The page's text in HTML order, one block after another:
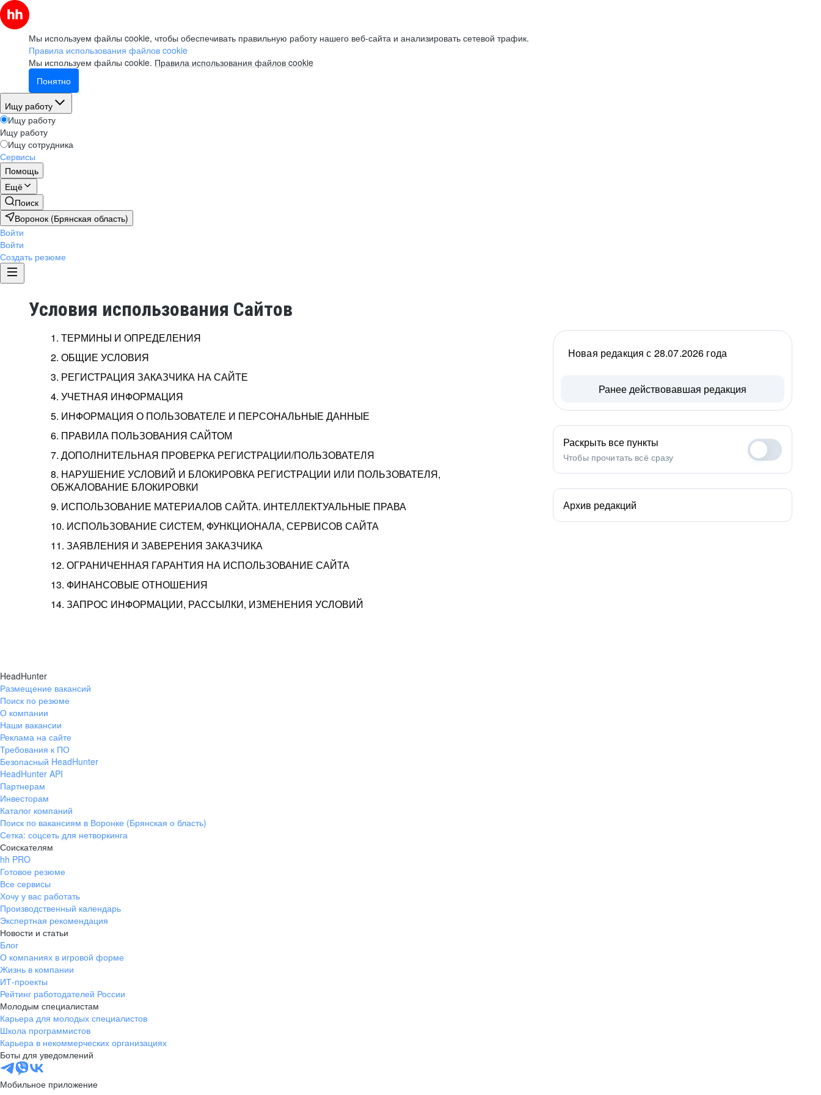
Мы используем файлы cookie, чтобы обеспечивать правильную работу нашего веб-сайта и анализировать сетевой трафик.
Правила использования файлов cookie
Мы используем файлы cookie. Правила использования файлов cookie
Понятно
Ищу работу
Ищу работу
Ищу работу
Ищу сотрудника
Сервисы
Помощь
Ещё
Поиск
Воронок (Брянская область)
Войти
Войти
Создать резюме
Условия использования Сайтов
1. ТЕРМИНЫ И ОПРЕДЕЛЕНИЯ
2. ОБЩИЕ УСЛОВИЯ
3. РЕГИСТРАЦИЯ ЗАКАЗЧИКА НА САЙТЕ
4. УЧЕТНАЯ ИНФОРМАЦИЯ
5. ИНФОРМАЦИЯ О ПОЛЬЗОВАТЕЛЕ И ПЕРСОНАЛЬНЫЕ ДАННЫЕ
6. ПРАВИЛА ПОЛЬЗОВАНИЯ САЙТОМ
7. ДОПОЛНИТЕЛЬНАЯ ПРОВЕРКА РЕГИСТРАЦИИ/ПОЛЬЗОВАТЕЛЯ
8. НАРУШЕНИЕ УСЛОВИЙ И БЛОКИРОВКА РЕГИСТРАЦИИ ИЛИ ПОЛЬЗОВАТЕЛЯ,
ОБЖАЛОВАНИЕ БЛОКИРОВКИ
9. ИСПОЛЬЗОВАНИЕ МАТЕРИАЛОВ САЙТА. ИНТЕЛЛЕКТУАЛЬНЫЕ ПРАВА
10. ИСПОЛЬЗОВАНИЕ СИСТЕМ, ФУНКЦИОНАЛА, СЕРВИСОВ САЙТА
11. ЗАЯВЛЕНИЯ И ЗАВЕРЕНИЯ ЗАКАЗЧИКА
12. ОГРАНИЧЕННАЯ ГАРАНТИЯ НА ИСПОЛЬЗОВАНИЕ САЙТА
13. ФИНАНСОВЫЕ ОТНОШЕНИЯ
14. ЗАПРОС ИНФОРМАЦИИ, РАССЫЛКИ, ИЗМЕНЕНИЯ УСЛОВИЙ
Новая редакция с 28.07.2026 года
Ранее действовавшая редакция
Раскрыть все пункты
Чтобы прочитать всё сразу
Архив редакций
HeadHunter
Размещение вакансий
Поиск по резюме
О компании
Наши вакансии
Реклама на сайте
Требования к ПО
Безопасный HeadHunter
HeadHunter API
Партнерам
Инвесторам
Каталог компаний
Поиск по вакансиям в Воронке (Брянская о бласть)
Сетка: соцсеть для нетворкинга
Соискателям
hh PRO
Готовое резюме
Все сервисы
Хочу у вас работать
Производственный календарь
Экспертная рекомендация
Новости и статьи
Блог
О компаниях в игровой форме
Жизнь в компании
ИТ-проекты
Рейтинг работодателей России
Молодым специалистам
Карьера для молодых специалистов
Школа программистов
Карьера в некоммерческих организациях
Боты для уведомлений
Мобильное приложение